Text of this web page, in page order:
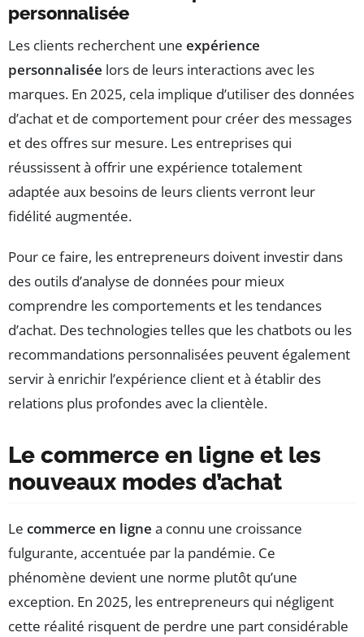
personnalisée
Les clients recherchent une expérience
personnalisée lors de leurs interactions avec les
marques. En 2025, cela implique d’utiliser des données
d’achat et de comportement pour créer des messages
et des offres sur mesure. Les entreprises qui
réussissent à offrir une expérience totalement
adaptée aux besoins de leurs clients verront leur
fidélité augmentée.
Pour ce faire, les entrepreneurs doivent investir dans
des outils d’analyse de données pour mieux
comprendre les comportements et les tendances
d’achat. Des technologies telles que les chatbots ou les
recommandations personnalisées peuvent également
servir à enrichir l’expérience client et à établir des
relations plus profondes avec la clientèle.
Le commerce en ligne et les
nouveaux modes d’achat
Le commerce en ligne a connu une croissance
fulgurante, accentuée par la pandémie. Ce
phénomène devient une norme plutôt qu’une
exception. En 2025, les entrepreneurs qui négligent
cette réalité risquent de perdre une part considérable